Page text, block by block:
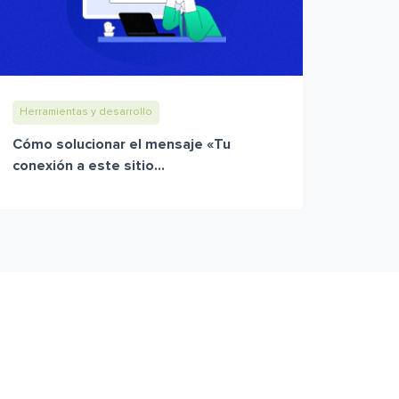
Herramientas y desarrollo
Cómo solucionar el mensaje «Tu
conexión a este sitio...